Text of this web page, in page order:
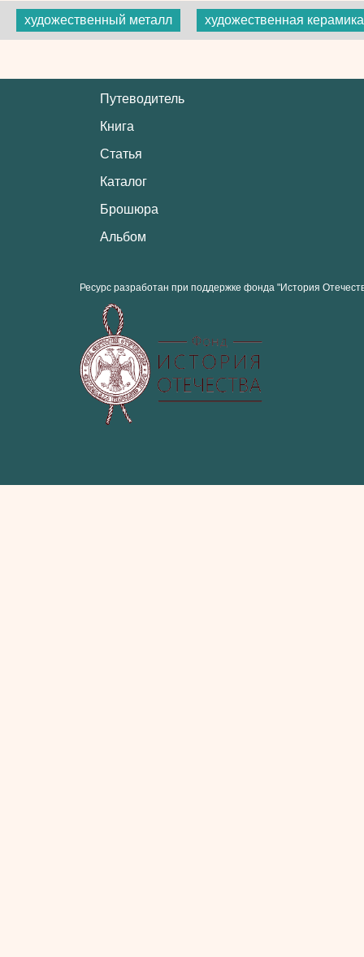
художественный металл художественная керамика
Путеводитель
Книга
Статья
Каталог
Брошюра
Альбом
Ресурс разработан при поддержке фонда "История